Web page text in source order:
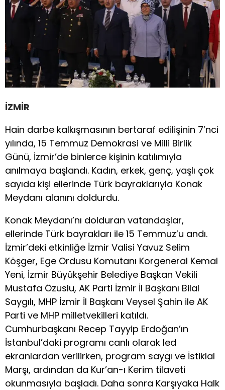
İZMİR
Hain darbe kalkışmasının bertaraf edilişinin 7’nci
yılında, 15 Temmuz Demokrasi ve Milli Birlik
Günü, İzmir’de binlerce kişinin katılımıyla
anılmaya başlandı. Kadın, erkek, genç, yaşlı çok
sayıda kişi ellerinde Türk bayraklarıyla Konak
Meydanı alanını doldurdu.
Konak Meydanı’nı dolduran vatandaşlar,
ellerinde Türk bayrakları ile 15 Temmuz’u andı.
İzmir’deki etkinliğe İzmir Valisi Yavuz Selim
Köşger, Ege Ordusu Komutanı Korgeneral Kemal
Yeni, İzmir Büyükşehir Belediye Başkan Vekili
Mustafa Özuslu, AK Parti İzmir İl Başkanı Bilal
Saygılı, MHP İzmir İl Başkanı Veysel Şahin ile AK
Parti ve MHP milletvekilleri katıldı.
Cumhurbaşkanı Recep Tayyip Erdoğan’ın
İstanbul’daki programı canlı olarak led
ekranlardan verilirken, program saygı ve İstiklal
Marşı, ardından da Kur’an-ı Kerim tilaveti
okunmasıyla başladı. Daha sonra Karşıyaka Halk